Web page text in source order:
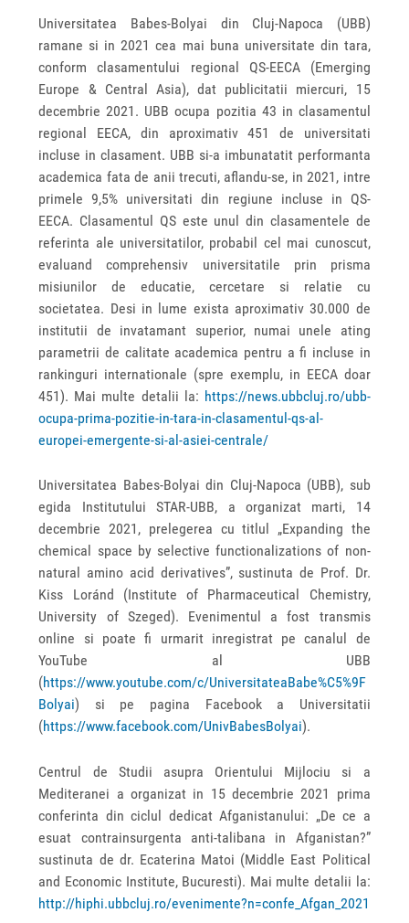
Universitatea Babes-Bolyai din Cluj-Napoca (UBB)
ramane si in 2021 cea mai buna universitate din tara,
conform clasamentului regional QS-EECA (Emerging
Europe & Central Asia), dat publicitatii miercuri, 15
decembrie 2021. UBB ocupa pozitia 43 in clasamentul
regional EECA, din aproximativ 451 de universitati
incluse in clasament. UBB si-a imbunatatit performanta
academica fata de anii trecuti, aflandu-se, in 2021, intre
primele 9,5% universitati din regiune incluse in QS-
EECA. Clasamentul QS este unul din clasamentele de
referinta ale universitatilor, probabil cel mai cunoscut,
evaluand comprehensiv universitatile prin prisma
misiunilor de educatie, cercetare si relatie cu
societatea. Desi in lume exista aproximativ 30.000 de
institutii de invatamant superior, numai unele ating
parametrii de calitate academica pentru a fi incluse in
rankinguri internationale (spre exemplu, in EECA doar
451). Mai multe detalii la: https://news.ubbcluj.ro/ubb-
ocupa-prima-pozitie-in-tara-in-clasamentul-qs-al-
europei-emergente-si-al-asiei-centrale/
Universitatea Babes-Bolyai din Cluj-Napoca (UBB), sub
egida Institutului STAR-UBB, a organizat marti, 14
decembrie 2021, prelegerea cu titlul „Expanding the
chemical space by selective functionalizations of non-
natural amino acid derivatives”, sustinuta de Prof. Dr.
Kiss Loránd (Institute of Pharmaceutical Chemistry,
University of Szeged). Evenimentul a fost transmis
online si poate fi urmarit inregistrat pe canalul de
YouTube al UBB
(https://www.youtube.com/c/UniversitateaBabe%C5%9F
Bolyai) si pe pagina Facebook a Universitatii
(https://www.facebook.com/UnivBabesBolyai).
Centrul de Studii asupra Orientului Mijlociu si a
Mediteranei a organizat in 15 decembrie 2021 prima
conferinta din ciclul dedicat Afganistanului: „De ce a
esuat contrainsurgenta anti-talibana in Afganistan?”
sustinuta de dr. Ecaterina Matoi (Middle East Political
and Economic Institute, Bucuresti). Mai multe detalii la:
http://hiphi.ubbcluj.ro/evenimente?n=confe_Afgan_2021